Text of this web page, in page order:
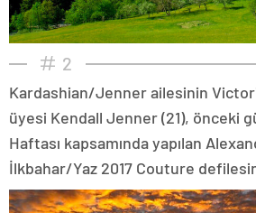
2
Kardashian/Jenner ailesinin
üyesi Kendall Jenner (21), önceki
Haftası kapsamında yapılan
İlkbahar/Yaz 2017 Couture